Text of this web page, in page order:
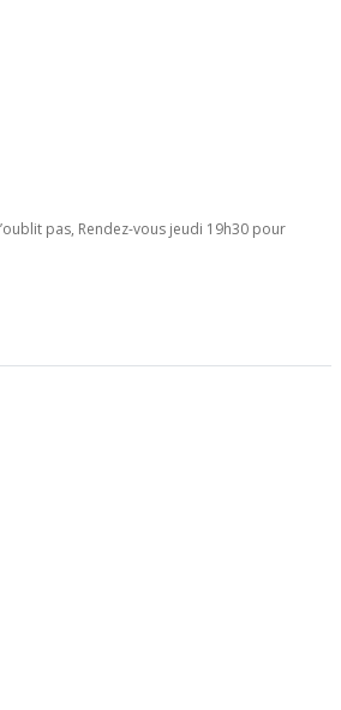
pas, Rendez-vous jeudi 19h30 pour